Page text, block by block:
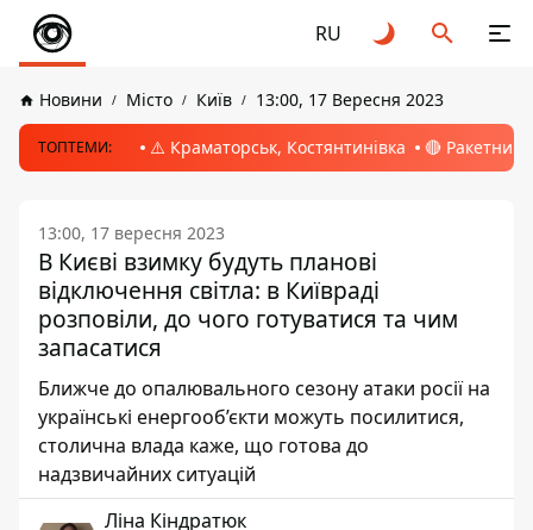
RU
Новини Місто Київ 13:00, 17 Вересня 2023
ТОПТЕМИ: ⚠️ Краматорськ, Костянтинівка 🔴 Ракетний
13:00, 17 вересня 2023
В Києві взимку будуть планові
відключення світла: в Київраді
розповіли, до чого готуватися та чим
запасатися
Ближче до опалювального сезону атаки росії на
українські енергооб’єкти можуть посилитися,
столична влада каже, що готова до
надзвичайних ситуацій
Ліна Кіндратюк